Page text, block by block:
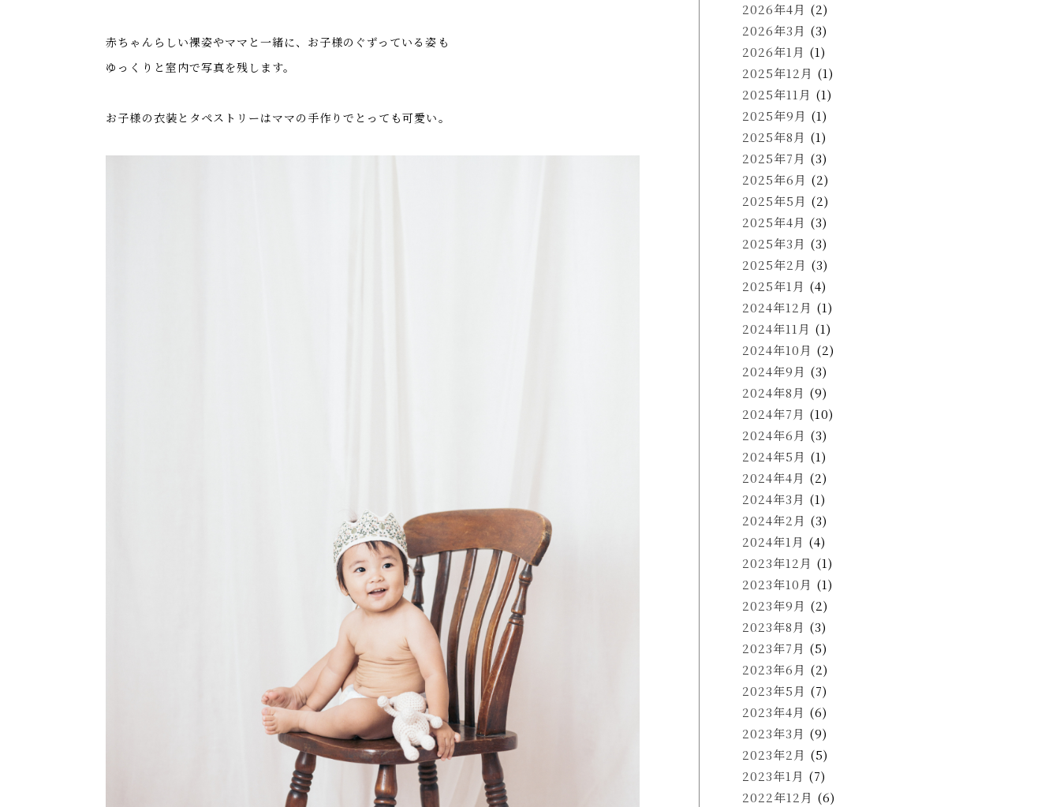
赤ちゃんらしい裸姿やママと一緒に、お子様のぐずっている姿も
ゆっくりと室内で写真を残します。
お子様の衣装とタペストリーはママの手作りでとっても可愛い。
2026年4月 (2)
2026年3月 (3)
2026年1月 (1)
2025年12月 (1)
2025年11月 (1)
2025年9月 (1)
2025年8月 (1)
2025年7月 (3)
2025年6月 (2)
2025年5月 (2)
2025年4月 (3)
2025年3月 (3)
2025年2月 (3)
2025年1月 (4)
2024年12月 (1)
2024年11月 (1)
2024年10月 (2)
2024年9月 (3)
2024年8月 (9)
2024年7月 (10)
2024年6月 (3)
2024年5月 (1)
2024年4月 (2)
2024年3月 (1)
2024年2月 (3)
2024年1月 (4)
2023年12月 (1)
2023年10月 (1)
2023年9月 (2)
2023年8月 (3)
2023年7月 (5)
2023年6月 (2)
2023年5月 (7)
2023年4月 (6)
2023年3月 (9)
2023年2月 (5)
2023年1月 (7)
2022年12月 (6)